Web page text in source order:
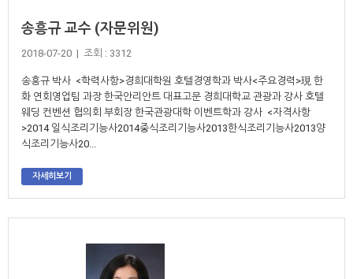
송흥규 교수 (자문위원)
2018-07-20 | 조회 : 3312
송흥규 박사 <학력사항>경희대학원 호텔경영학과 박사<주요경력>現 한
화 연회영업팀 과장 한국안리안트 대표고문 경희대학교 관광과 강사 호텔
웨딩 컨벤션 협의회 부회장 한국관광대학 이벤트학과 강사 <자격사항
>2014 일식조리기능사2014중식조리기능사2013한식조리기능사2013양
식조리기능사20...
자세히보기